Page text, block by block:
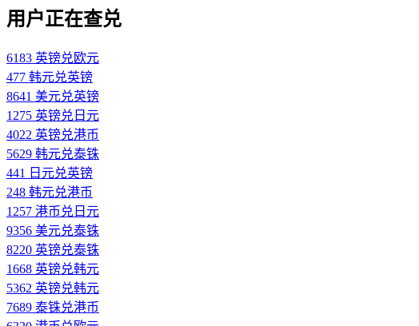
用户正在查兑
6183 英镑兑欧元
477 韩元兑英镑
8641 美元兑英镑
1275 英镑兑日元
4022 英镑兑港币
5629 韩元兑泰铢
441 日元兑英镑
248 韩元兑港币
1257 港币兑日元
9356 美元兑泰铢
8220 英镑兑泰铢
1668 英镑兑韩元
5362 英镑兑韩元
7689 泰铢兑港币